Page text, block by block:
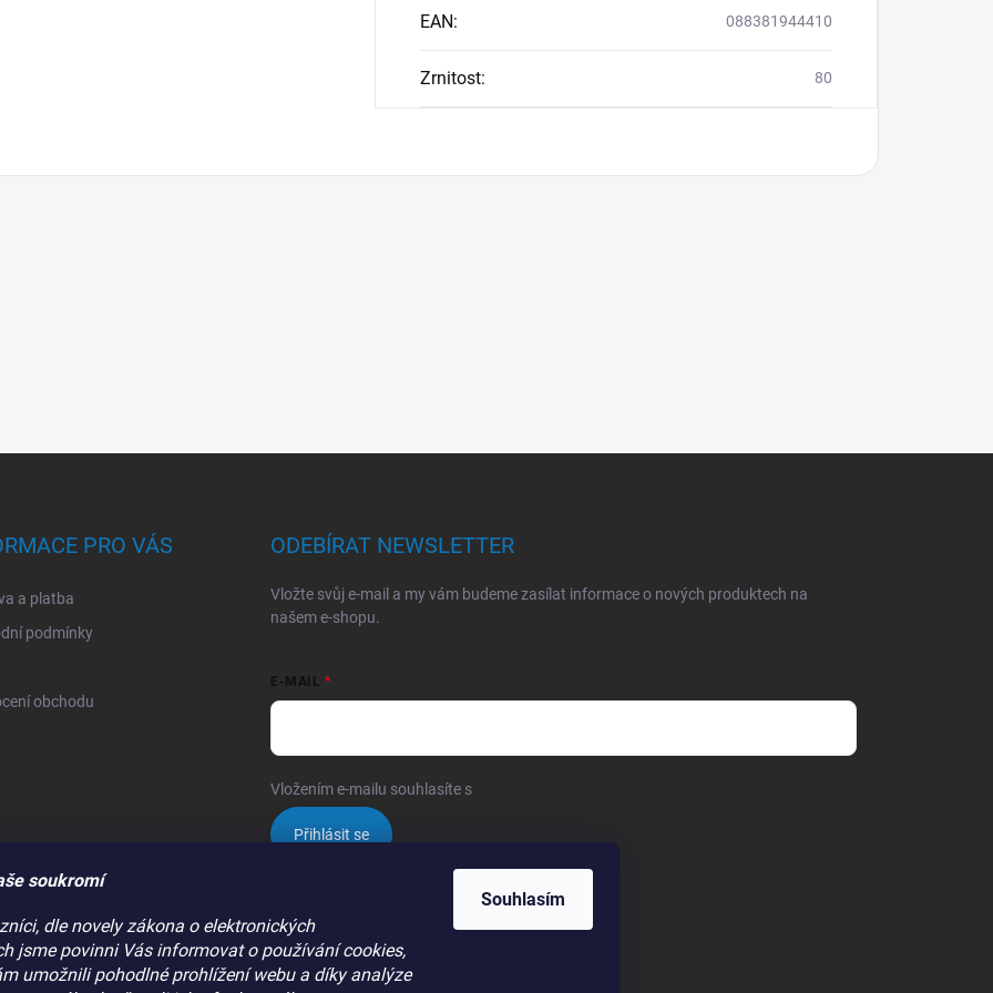
soukromí
dle novely zákona o elektronických
jsme povinni Vás informovat o používání cookies,
umožnili pohodlné prohlížení webu a díky analýze
Souhlasím
EAN: 088381944410
Zrnitost: 80
PRO VÁS
a platba
podmínky
obchodu
ODEBÍRAT NEWSLETTER
Vložte svůj e-mail a my vám budeme zasílat informace o nových produktech na
našem e-shopu.
E-MAIL
Vložením e-mailu souhlasíte s
Přihlásit se